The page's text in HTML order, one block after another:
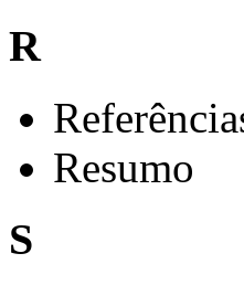
R
Resumo
S